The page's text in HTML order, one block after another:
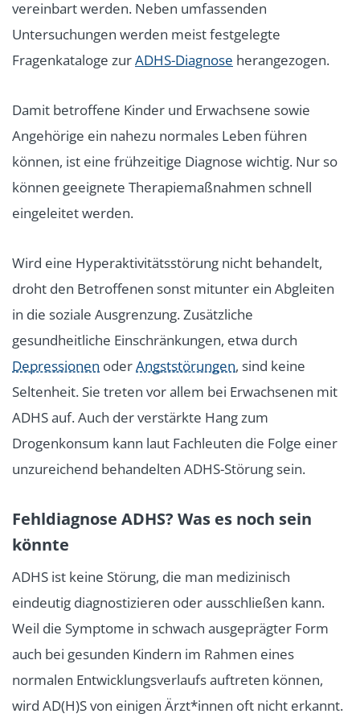
vereinbart werden. Neben umfassenden
Untersuchungen werden meist festgelegte
Fragenkataloge zurADHS-Diagnose herangezogen.
Damit betroffene Kinder und Erwachsene sowie
Angehörige ein nahezu normales Leben führen
können, ist eine frühzeitige Diagnose wichtig. Nur so
können geeignete Therapiemaßnahmen schnell
eingeleitet werden.
Wird eine Hyperaktivitätsstörung nicht behandelt,
droht den Betroffenen sonst mitunter ein Abgleiten
in die soziale Ausgrenzung. Zusätzliche
gesundheitliche Einschränkungen, etwa durch
Depressionen oderAngststörungen, sind keine
Seltenheit. Sie treten vor allem bei Erwachsenen mit
ADHS auf. Auch der verstärkte Hang zum
Drogenkonsum kann laut Fachleuten die Folge einer
unzureichend behandelten ADHS-Störung sein.
Fehldiagnose ADHS? Was es noch sein
könnte
ADHS ist keine Störung, die man medizinisch
eindeutig diagnostizieren oder ausschließen kann.
Weil die Symptome in schwach ausgeprägter Form
auch bei gesunden Kindern im Rahmen eines
normalen Entwicklungsverlaufs auftreten können,
wird AD(H)S von einigen Ärzt*innen oft nicht erkannt.